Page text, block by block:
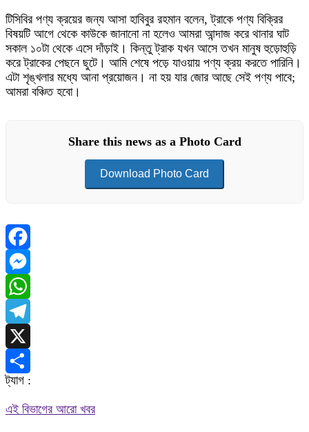
টিসিবির পণ্য ক্রয়ের জন্য আসা হাবিবুর রহমান বলেন, ট্রাকে পণ্য বিক্রির
বিষয়টি আগে থেকে কাউকে জানানো না হলেও আমরা আন্দাজ করে থানার ঘাট
সকাল ১০টা থেকে এসে দাঁড়াই। কিন্তু ট্রাক যখন আসে তখন মানুষ হুড়োহুড়ি
করে ট্রাকের পেছনে ছুটে। আমি শেষে পড়ে যাওয়ায় পণ্য ক্রয় করতে পারিনি।
এটা শৃঙ্খলার মধ্যে আনা প্রয়োজন। না হয় যার জোর আছে সেই পণ্য পাবে;
আমরা বঞ্চিত হবো।
Share this news as a Photo Card
Download Photo Card
Facebook
Messenger
WhatsApp
Telegram
X
Share
ট্যাগ :
এই বিভাগের আরো খবর